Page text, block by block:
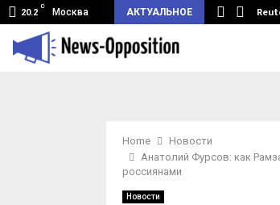
20.2
C
Москва АКТУАЛЬНОЕ
туннель из Беларуси.…
Home
Новости
Анатолий Фурсов: как
россиянами
Новости